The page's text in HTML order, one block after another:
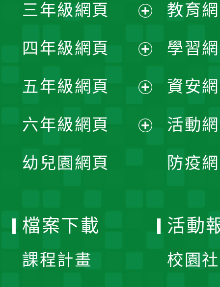
選
單
開
選
單
三年級網頁
開
選
單
四年級網頁
開
選
五年級網頁
開
六年級網頁
幼兒園網頁
教育
學習
資安
活動
防疫
檔案下載
課程計畫
活動
校園